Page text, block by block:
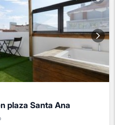
plaza Santa Ana